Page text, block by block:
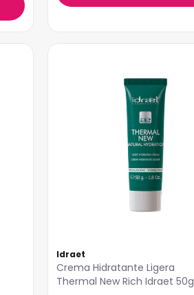
Idraet
Crema Hidratante Ligera
Thermal New Rich Idraet 50g